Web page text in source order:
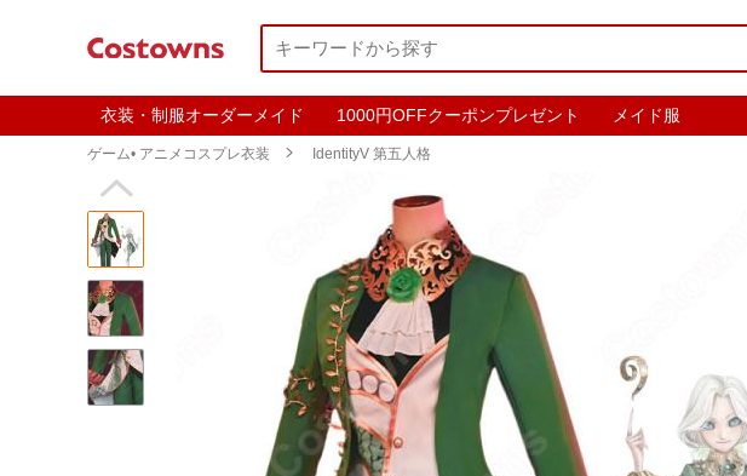
衣装・制服オーダーメイド 1000円OFFクーポンプレゼント メイド服
ゲーム• アニメコスプレ衣装  IdentityV 第五人格
